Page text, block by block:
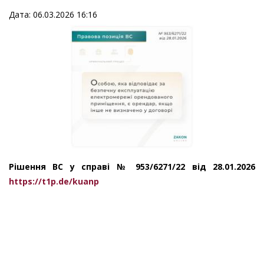
Дата: 06.03.2026 16:16
Рішення ВС у справі № 953/6271/22 від 28.01.2026
https://t1p.de/kuanp